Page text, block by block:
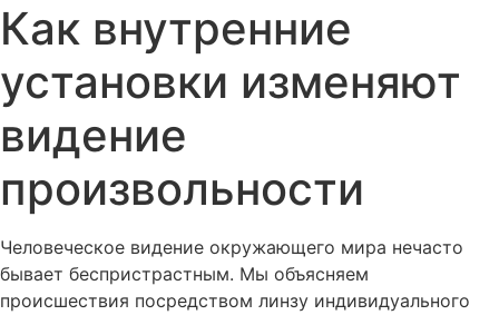
Как внутренние
установки изменяют
видение
произвольности
Человеческое видение окружающего мира нечасто
бывает беспристрастным. Мы объясняем
происшествия посредством линзу индивидуального